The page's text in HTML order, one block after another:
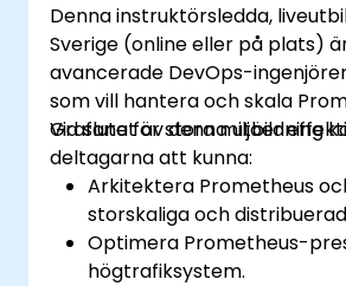
Denna instruktörsledda,
Sverige (online eller på plats)
avancerade DevOps-ingenjörer
som vill hantera och skala
Grafana för stora miljöer
Vid slutet av denna utbildning
deltagarna att kunna:
Arkitektera Prometheus
storskaliga och
Optimera Prometheus-
högtrafiksystem.